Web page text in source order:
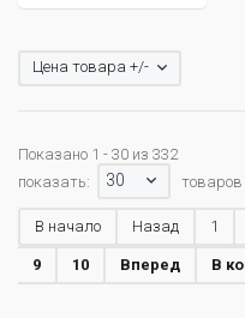
Цена товара +/-
Показано 1 - 30 из 332
показать:
30 товаров
В начало Назад 1
9 10 Вперед В